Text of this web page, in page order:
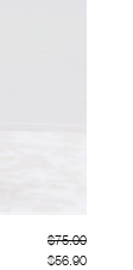
$56.90
$75.00